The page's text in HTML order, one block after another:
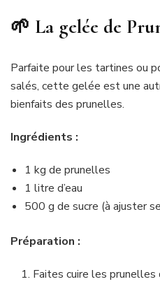
🌱 La gelée de
Parfaite pour les tartines ou
salés, cette gelée est une
bienfaits des prunelles.
Ingrédients :
1 kg de prunelles
1 litre d’eau
500 g de sucre (à ajuster
Préparation :
Faites cuire les prunelles